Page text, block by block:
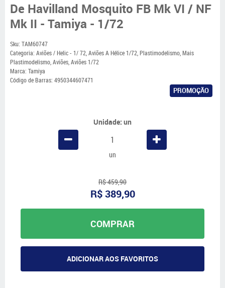
De Havilland Mosquito FB Mk VI / NF
Mk II - Tamiya - 1/72
Sku: TAM60747
Categoria: Aviões / Helic - 1/ 72,Aviões A Hélice 1/72,Plastimodelismo,Mais
Plastimodelismo,Aviões,Aviões 1/72
Marca: Tamiya
Código de Barras: 4950344607471
PROMOÇÃO
Unidade: un
un
R$ 459,90
R$ 389,90
COMPRAR
ADICIONAR AOS FAVORITOS